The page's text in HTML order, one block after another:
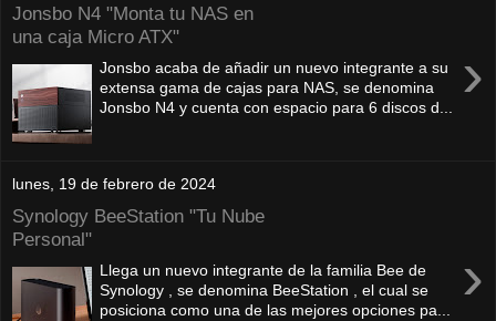
Jonsbo N4 "Monta tu NAS en
una caja Micro ATX"
›
Jonsbo acaba de añadir un nuevo integrante a su
extensa gama de cajas para NAS, se denomina
Jonsbo N4 y cuenta con espacio para 6 discos d...
lunes, 19 de febrero de 2024
Synology BeeStation "Tu Nube
Personal"
›
Llega un nuevo integrante de la familia Bee de
Synology , se denomina BeeStation , el cual se
posiciona como una de las mejores opciones pa...